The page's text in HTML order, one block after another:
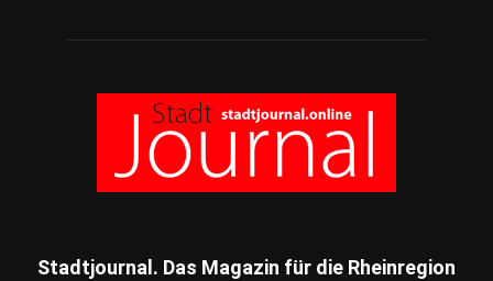
Stadtjournal. Das Magazin für die Rheinregion